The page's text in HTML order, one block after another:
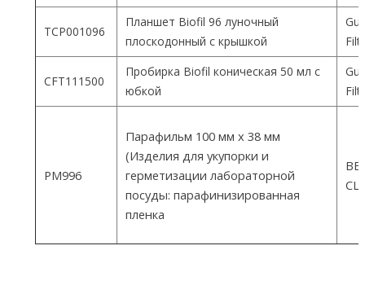
TCP001096
Планшет Biofil 96 луночный
плоскодонный с крышкой
CFT111500
Пробирка Biofil коническая 50 мл с
юбкой
PM996
Парафильм 100 мм х 38 мм
(Изделия для укупорки и
герметизации лабораторной
посуды: парафинизированная
пленка